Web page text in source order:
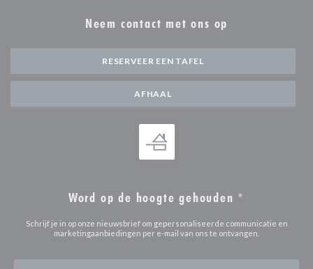
Neem contact met ons op
RESERVEER EEN TAFEL
AFHAAL
Word op de hoogte gehouden *
Schrijf je in op onze nieuwsbrief om gepersonaliseerde communicatie en
marketingaanbiedingen per e-mail van ons te ontvangen.